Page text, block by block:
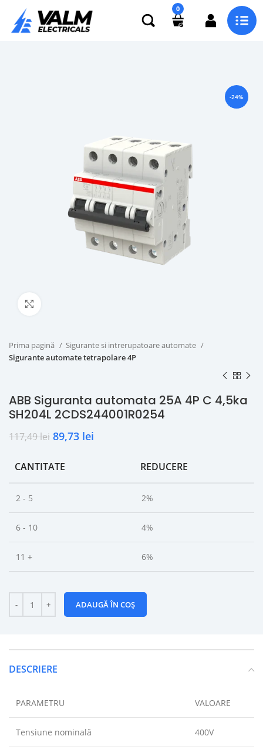
0
-24%
Prima pagină
Sigurante si intrerupatoare automate
Sigurante automate tetrapolare 4P
ABB Siguranta automata 25A 4P C 4,5ka
SH204L 2CDS244001R0254
117,49lei 89,73 lei
CANTITATE REDUCERE
2 - 5 2%
6 - 10 4%
11 + 6%
ADAUGĂ ÎN COȘ
DESCRIERE
PARAMETRU VALOARE
Tensiune nominală 400V